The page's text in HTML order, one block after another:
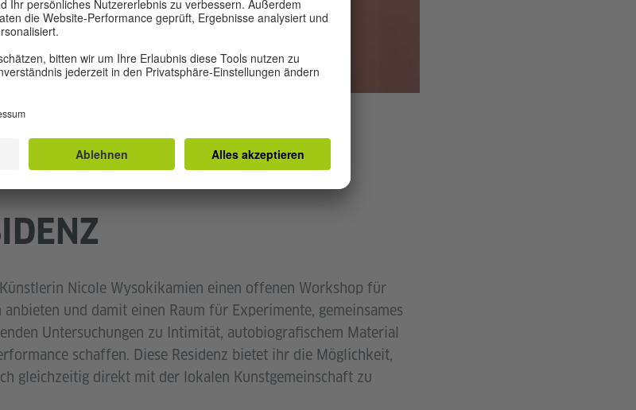
Akzeptieren
Nicole Wysokikamien einen offenen Workshop für
und damit einen Raum für Experimente, gemeinsames
Untersuchungen zu Intimität, autobiografischem Material
schaffen. Diese Residenz bietet ihr die Möglichkeit,
gleichzeitig direkt mit der lokalen Kunstgemeinschaft zu